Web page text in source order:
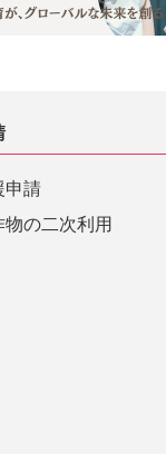
申請
物の二次利用